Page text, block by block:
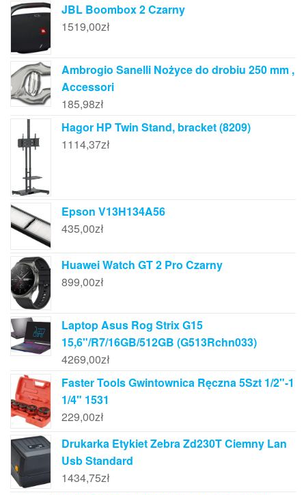
JBL Boombox 2 Czarny
1519,00zł
Ambrogio Sanelli Nożyce do drobiu 250 mm ,
Accessori
185,98zł
Hagor HP Twin Stand, bracket (8209)
1114,37zł
Epson V13H134A56
435,00zł
Huawei Watch GT 2 Pro Czarny
899,00zł
Laptop Asus Rog Strix G15
15,6"/R7/16GB/512GB (G513Rchn033)
4269,00zł
Faster Tools Gwintownica Ręczna 5Szt 1/2"-1
1/4" 1531
229,00zł
Drukarka Etykiet Zebra Zd230T Ciemny Lan
Usb Standard
1434,75zł